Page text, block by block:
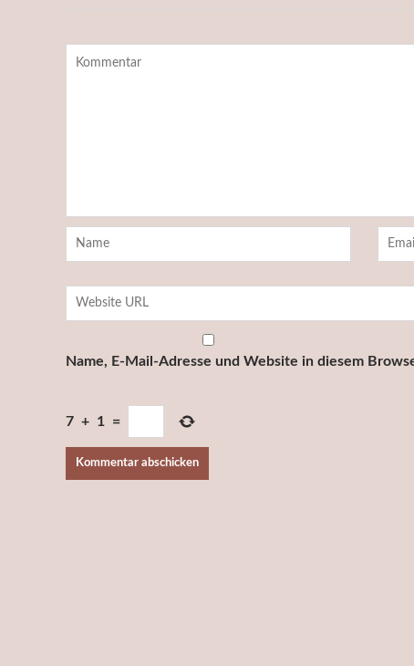
Name, E-Mail-Adresse und Website in diesem
7 + 1 =